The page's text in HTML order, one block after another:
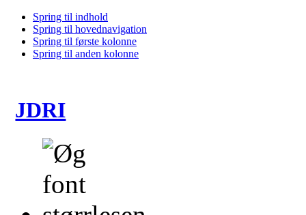
Spring til indhold
Spring til hovednavigation
Spring til første kolonne
Spring til anden kolonne
JDRI